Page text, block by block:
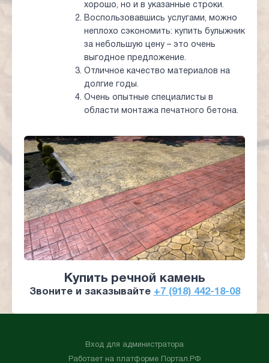
хорошо, но и в указанные строки.
Воспользовавшись услугами, можно
неплохо сэкономить: купить булыжник
за небольшую цену – это очень
выгодное предложение.
Отличное качество материалов на
долгие годы.
Очень опытные специалисты в
области монтажа печатного бетона.
Купить речной камень
Звоните и заказывайте +7 (918) 442-18-08
Вход для администратора
Работает на платформе
Портал.РФ